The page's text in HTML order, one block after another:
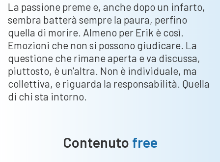
La passione preme e, anche dopo un infarto,
sembra batterà sempre la paura, perfino
quella di morire. Almeno per Erik è così.
Emozioni che non si possono giudicare. La
questione che rimane aperta e va discussa,
piuttosto, è un'altra. Non è individuale, ma
collettiva, e riguarda la responsabilità. Quella
di chi sta intorno.
Contenuto free